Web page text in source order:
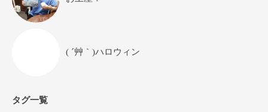
( ´艸｀)ハロウィン
タグ一覧